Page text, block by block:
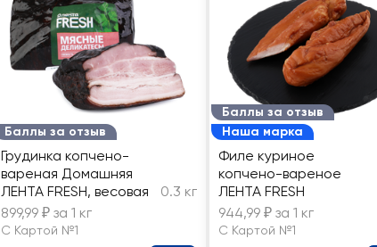
Баллы за отзыв
Грудинка копчено-
вареная Домашняя
ЛЕНТА FRESH, весовая
0.3 кг
899,99 ₽ за 1 кг
С Картой №1
Баллы за отзыв
Наша марка
Филе куриное
копчено-вареное
ЛЕНТА FRESH
944,99 ₽ за 1 кг
С Картой №1